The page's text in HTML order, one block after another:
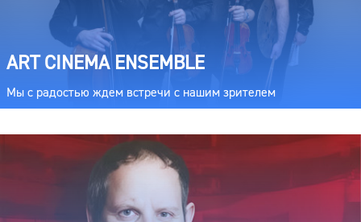
ART CINEMA ENSEMBLE
Мы с радостью ждем встречи с нашим зрителем